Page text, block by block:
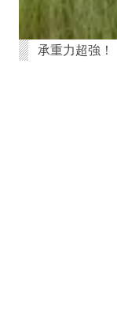
承重力超強！